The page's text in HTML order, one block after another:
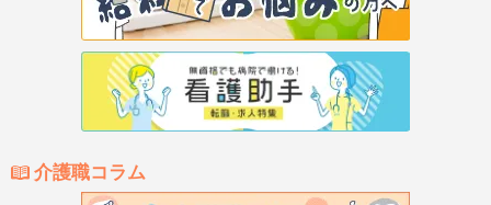
介護職コラム